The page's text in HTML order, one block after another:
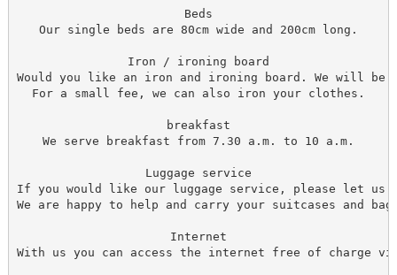
Beds
Our single beds are 80cm wide and 200cm long.
Iron / ironing board
Would you like an iron and ironing board. We will
For a small fee, we can also iron your clothes.
breakfast
We serve breakfast from 7.30 a.m. to 10 a.m.
Luggage service
If you would like our luggage service, please let us
We are happy to help and carry your suitcases and
Internet
With us you can access the internet free of charge